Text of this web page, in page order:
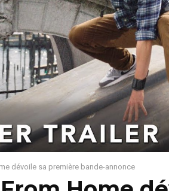
dévoile sa première bande-annonce